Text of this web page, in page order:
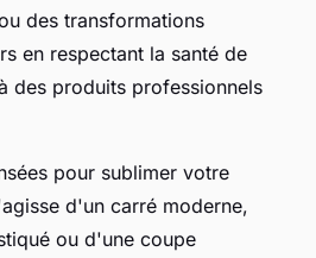
des transformations
en respectant la santé de
des produits professionnels
pour sublimer votre
d'un carré moderne,
ou d'une coupe